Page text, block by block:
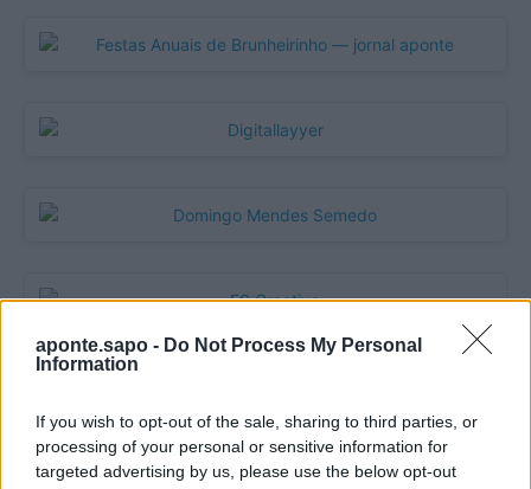
aponte.sapo - Do Not Process My Personal
Information
If you wish to opt-out of the sale, sharing to third parties, or
processing of your personal or sensitive information for
targeted advertising by us, please use the below opt-out
Contato:geral@aponte.pt